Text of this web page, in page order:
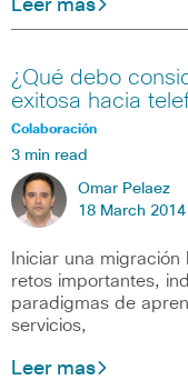
Leer mas
¿Qué debo
exitosa hacia
Colaboración
3 min read
Omar Pelaez
18 March
Iniciar una
retos importantes,
paradigmas de
servicios,
Leer mas